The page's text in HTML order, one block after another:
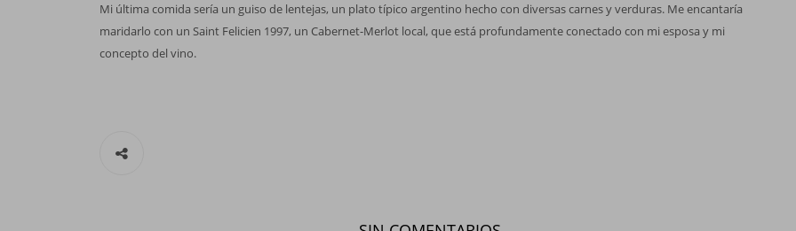
Mi última comida sería un guiso de lentejas, un plato típico argentino hecho con diversas carnes y verduras. Me encantaría
maridarlo con un Saint Felicien 1997, un Cabernet-Merlot local, que está profundamente conectado con mi esposa y mi
concepto del vino.